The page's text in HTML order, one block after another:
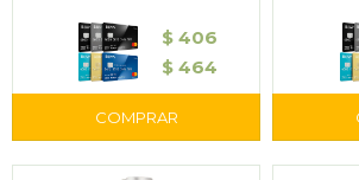
$ 406
$ 464